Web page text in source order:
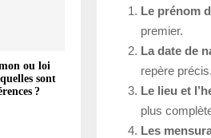
Le prénom
premier.
La date de
repère précis.
Le lieu et
plus
Les
ou loi
sont
?